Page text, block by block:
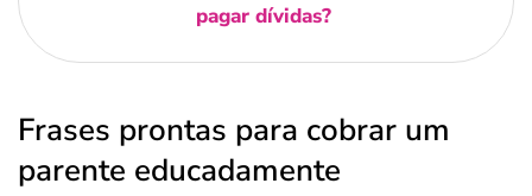
pagar dívidas?
Frases prontas para cobrar um
parente educadamente